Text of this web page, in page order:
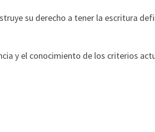
su derecho a tener la escritura
y el conocimiento de los criterios